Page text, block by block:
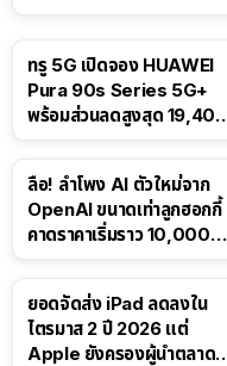
ทรู 5G เปิดจอง HUAWEI
Pura 90s Series 5G+
พร้อมส่วนลดสูงสุด 19,400
ลือ! ลำโพง AI ตัวใหม่จาก
OpenAI ขนาดเท่าลูกฮอกกี้
คาดราคาเริ่มราว 10,000
ยอดจัดส่ง iPad ลดลงใน
ไตรมาส 2 ปี 2026 แต่
Apple ยังครองผู้นำตลาด